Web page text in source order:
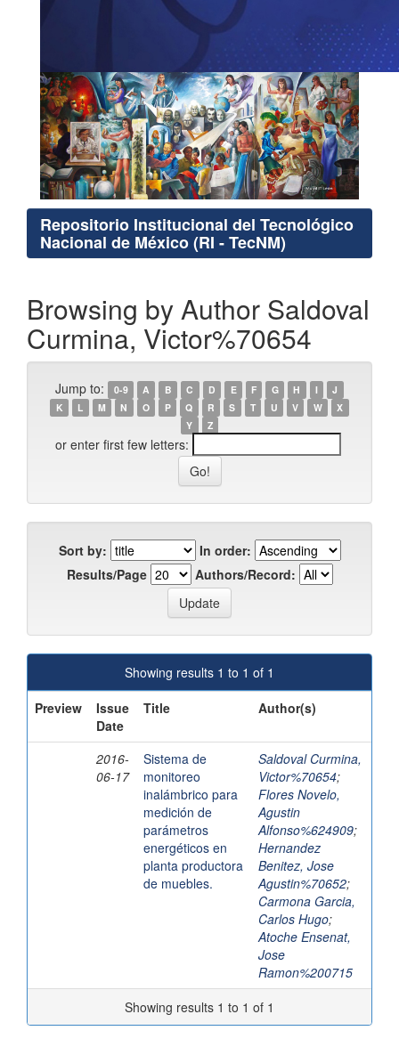
Repositorio Institucional del Tecnológico
Nacional de México (RI - TecNM)
Browsing by Author Saldoval
Curmina, Victor%70654
Jump to: 0-9 A B C D E F G H I
J
K
L M N O P Q R S T U V W
X
Y
Z
or enter first few letters:
Sort by:
In order:
Results/Page
Authors/Record:
Showing results 1 to 1 of 1
Preview
Issue
Date
Title Author(s)
2016-
06-17
Sistema de
monitoreo
inalámbrico para
medición de
parámetros
energéticos en
planta productora
de muebles.
Saldoval Curmina,
Victor%70654;
Flores Novelo,
Agustin
Alfonso%624909;
Hernandez
Benitez, Jose
Agustin%70652;
Carmona Garcia,
Carlos Hugo;
Atoche Ensenat,
Jose
Ramon%200715
Showing results 1 to 1 of 1